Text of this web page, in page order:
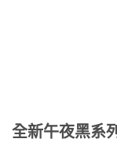
全新午夜黑系